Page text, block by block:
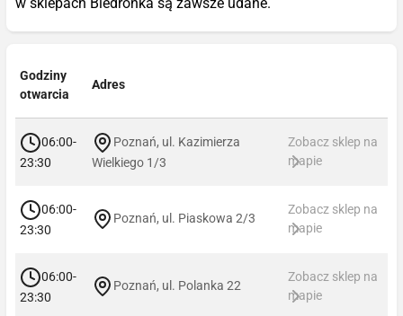
Godziny
otwarcia
Adres
06:00-
23:30
Poznań, ul. Kazimierza
Wielkiego 1/3
Zobacz sklep na
mapie
06:00-
23:30
Poznań, ul. Piaskowa 2/3
Zobacz sklep na
mapie
06:00-
23:30
Poznań, ul. Polanka 22
Zobacz sklep na
mapie